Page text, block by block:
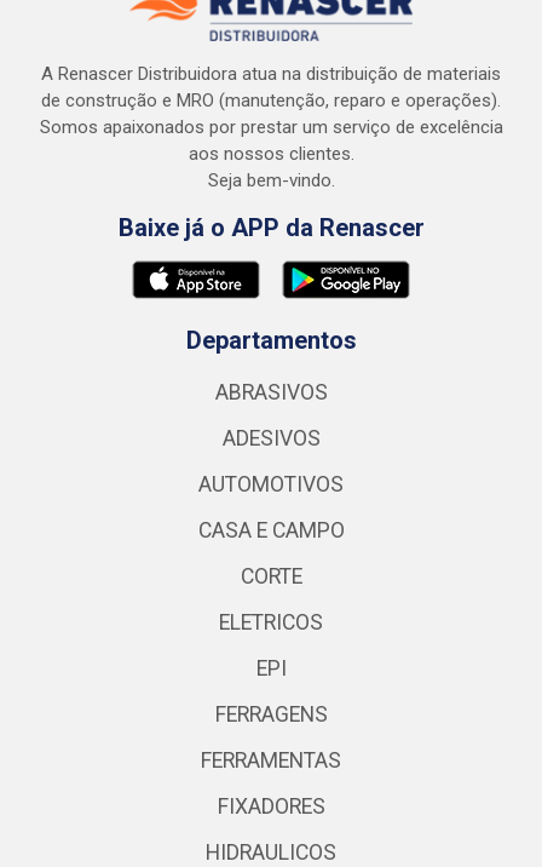
A Renascer Distribuidora atua na distribuição de materiais
de construção e MRO (manutenção, reparo e operações).
Somos apaixonados por prestar um serviço de excelência
aos nossos clientes.
Seja bem-vindo.
Baixe já o APP da Renascer
Departamentos
ABRASIVOS
ADESIVOS
AUTOMOTIVOS
CASA E CAMPO
CORTE
ELETRICOS
EPI
FERRAGENS
FERRAMENTAS
FIXADORES
HIDRAULICOS